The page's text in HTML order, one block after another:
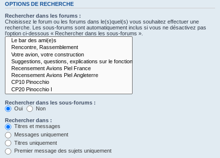
OPTIONS DE RECHERCHE
Rechercher dans les forums :
Choisissez le forum ou les forums dans le(s)quel(s) vous souhaitez effectuer une
recherche. Les sous-forums sont automatiquement inclus si vous ne désactivez pas
l’option ci-dessous « Rechercher dans les sous-forums ».
Rechercher dans les sous-forums :
Oui
Non
Rechercher dans :
Titres et messages
Messages uniquement
Titres uniquement
Premier message des sujets uniquement